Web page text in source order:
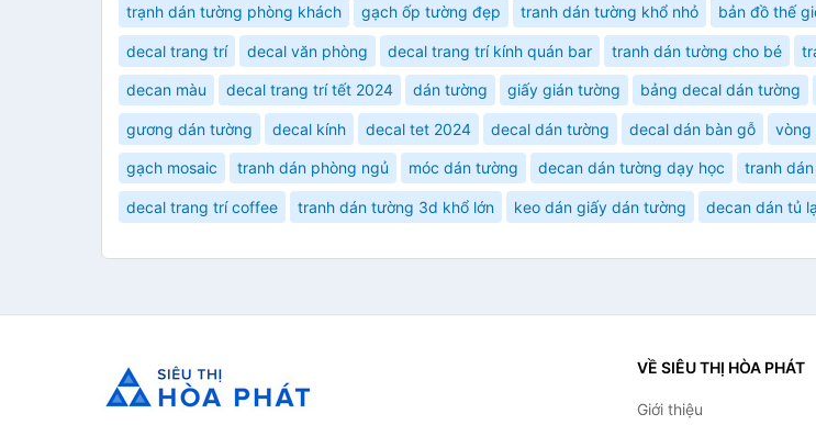
trạnh dán tường phòng khách gạch ốp tường đẹp tranh dán tường khổ nhỏ bản đồ thế
decal trang trí decal văn phòng decal trang trí kính quán bar tranh dán tường cho bé
decan màu decal trang trí tết 2024 dán tường giấy gián tường bảng decal dán tường
gương dán tường decal kính decal tet 2024 decal dán tường decal dán bàn gỗ vòng
gạch mosaic tranh dán phòng ngủ móc dán tường decan dán tường dạy học tranh
decal trang trí coffee tranh dán tường 3d khổ lớn keo dán giấy dán tường decan dán tủ
VỀ SIÊU THỊ HÒA PHÁT
Giới thiệu